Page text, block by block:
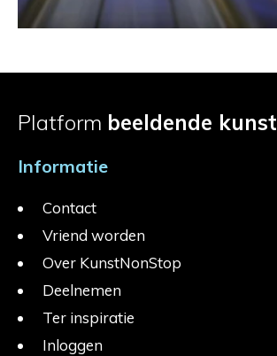
Platform beeldende kunst
Informatie
Contact
Vriend worden
Over KunstNonStop
Deelnemen
Ter inspiratie
Inloggen